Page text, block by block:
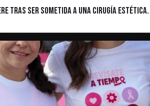
tras ser Sometida a una Cirugía Estética.